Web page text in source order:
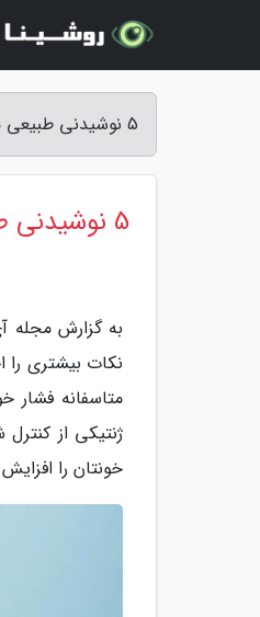
5 نوشیدنی طبیعی مفید برای فشار خون بالا - مجله آی سیب
5 نوشیدنی طبیعی مفید برای فشار خون بالا
به گزارش مجله
نکات بیشتری
متاسفانه فشار
ژنتیکی از
خونتان را